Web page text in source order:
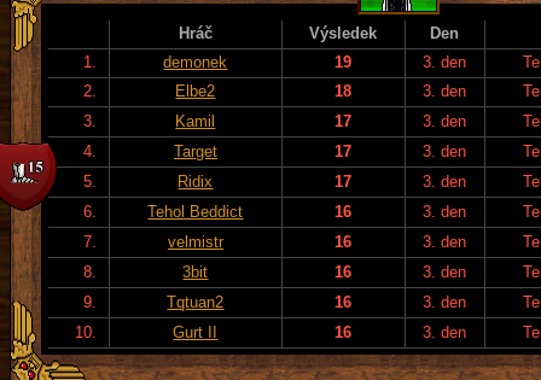
Hráč Výsledek
Den
1.
demonek 19 3. den
2.
Elbe2 18 3. den
3.
Kamil 17 3. den
4.
Target 17 3. den
5.
Ridix 17 3. den
6.
Tehol Beddict 16 3. den
7.
velmistr 16 3. den
8.
3bit 16 3. den
9.
Tqtuan2 16 3. den
10.
Gurt II 16 3. den